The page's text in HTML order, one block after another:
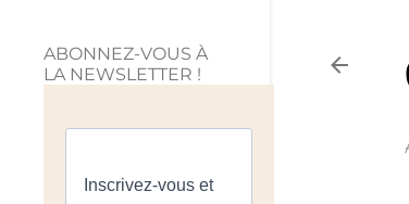
ABONNEZ-VOUS À
LA NEWSLETTER !